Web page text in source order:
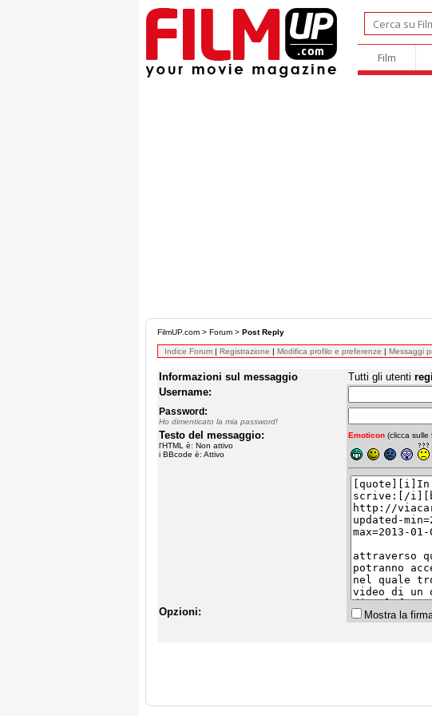
Film
FilmUP.com > Forum > Post Reply
Indice Forum | Registrazione | Modifica profilo e preferenze | Messaggi
Informazioni sul messaggio Tutti gli utenti
Username:
Password:
Ho dimenticato la mia password!
Testo del messaggio:
l'HTML è: Non attivo
i BBcode è: Attivo
Emoticon (clicca sulle
Opzioni: Mostra la